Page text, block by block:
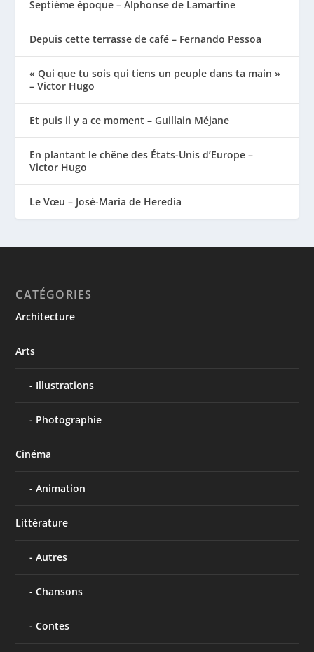
Septième époque – Alphonse de Lamartine
Depuis cette terrasse de café – Fernando Pessoa
« Qui que tu sois qui tiens un peuple dans ta main »
– Victor Hugo
Et puis il y a ce moment – Guillain Méjane
En plantant le chêne des États-Unis d’Europe –
Victor Hugo
Le Vœu – José-Maria de Heredia
CATÉGORIES
Architecture
Arts
Illustrations
Photographie
Cinéma
Animation
Littérature
Autres
Chansons
Contes